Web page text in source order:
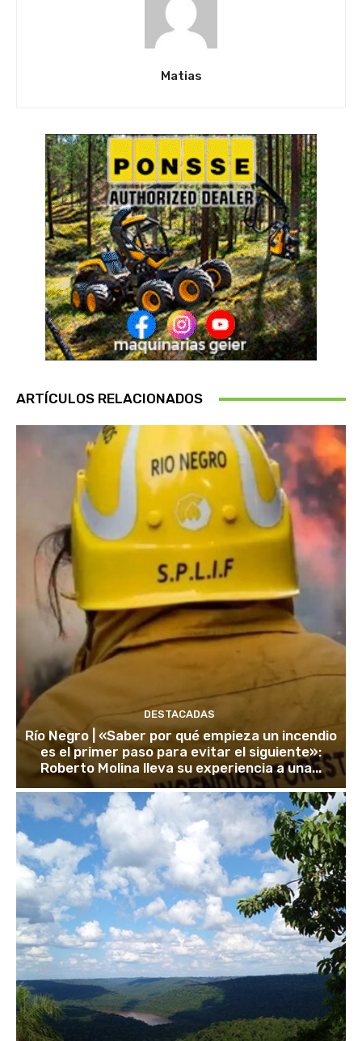
Matias
ARTÍCULOS RELACIONADOS
DESTACADAS
Río Negro | «Saber por qué empieza un incendio
es el primer paso para evitar el siguiente»:
Roberto Molina lleva su experiencia a una...